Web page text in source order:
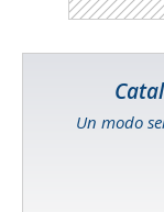
Un modo